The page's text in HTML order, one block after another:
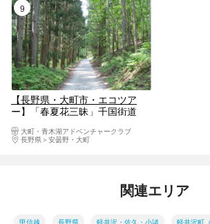
9位
【長野県・大町市・エコツア
ー】「春夏花三昧」千国街道
流自然探勝園・親海湿原コース
＆居谷里湿原・菜の花畑・そば
大町・青木湖アドベンチャークラブ
長野県
安曇野・大町
関連エリア
甲信越 長野県 軽井沢・佐久・小諸 軽井沢町